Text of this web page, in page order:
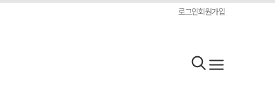
로그인회원가입